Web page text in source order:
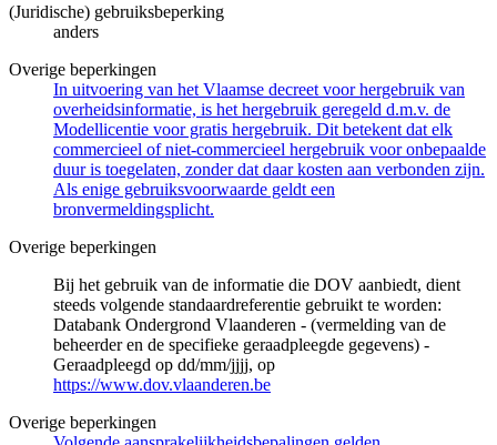
(Juridische) gebruiksbeperking
anders
Overige beperkingen
In uitvoering van het Vlaamse decreet voor hergebruik van
overheidsinformatie, is het hergebruik geregeld d.m.v. de
Modellicentie voor gratis hergebruik. Dit betekent dat elk
commercieel of niet-commercieel hergebruik voor onbepaalde
duur is toegelaten, zonder dat daar kosten aan verbonden zijn.
Als enige gebruiksvoorwaarde geldt een
bronvermeldingsplicht.
Overige beperkingen
Bij het gebruik van de informatie die DOV aanbiedt, dient
steeds volgende standaardreferentie gebruikt te worden:
Databank Ondergrond Vlaanderen - (vermelding van de
beheerder en de specifieke geraadpleegde gegevens) -
Geraadpleegd op dd/mm/jjjj, op
https://www.dov.vlaanderen.be
Overige beperkingen